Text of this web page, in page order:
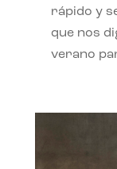
rápido y
que nos
verano